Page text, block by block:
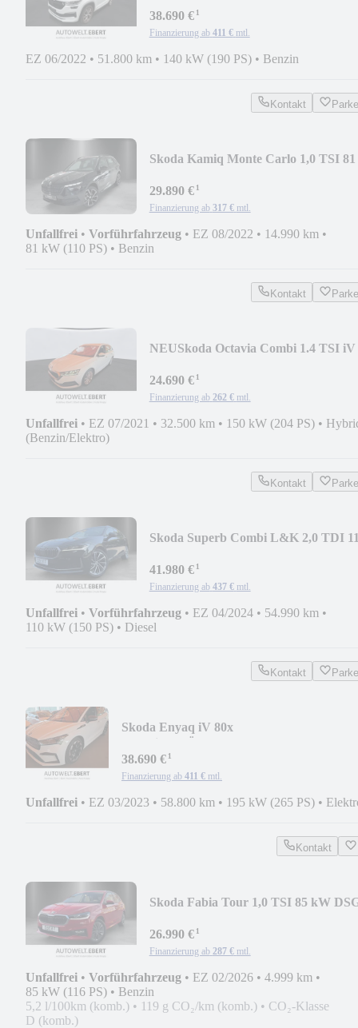
38.690 €¹
Finanzierung ab 411 € mtl.
EZ 06/2022 • 51.800 km • 140 kW (190 PS) • Benzin
Kontakt
Skoda Kamiq Monte Carlo 1,0 TSI 81
29.890 €¹
Finanzierung ab 317 € mtl.
Unfallfrei • Vorführfahrzeug • EZ 08/2022 • 14.990 km •
81 kW (110 PS) • Benzin
Kontakt
NEUSkoda Octavia Combi 1.4 TSI iV
24.690 €¹
Finanzierung ab 262 € mtl.
Unfallfrei • EZ 07/2021 • 32.500 km • 150 kW (204 PS) •
(Benzin/Elektro)
Kontakt
Skoda Superb Combi L&K 2,0 TDI
41.980 €¹
Finanzierung ab 437 € mtl.
Unfallfrei • Vorführfahrzeug • EZ 04/2024 • 54.990 km •
110 kW (150 PS) • Diesel
Kontakt
Skoda Enyaq iV 80x
38.690 €¹
Finanzierung ab 411 € mtl.
Unfallfrei • EZ 03/2023 • 58.800 km • 195 kW (265 PS) •
Kontakt
Skoda Fabia Tour 1,0 TSI 85 kW
26.990 €¹
Finanzierung ab 287 € mtl.
Unfallfrei • Vorführfahrzeug • EZ 02/2026 • 4.999 km •
85 kW (116 PS) • Benzin
5,2 l/100km (komb.) • 119 g CO₂/km (komb.) • CO₂-Klasse
D (komb.)